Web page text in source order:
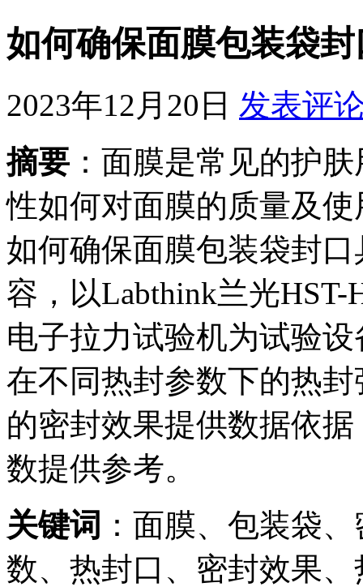
如何确保面膜包装袋
2023年12月20日 发表评
摘要 ：面膜是常见的护
性如何对面膜的质量及
如何确保面膜包装袋封
容，以Labthink兰光
电子拉力试验机为试验
在不同热封参数下的热
的密封效果提供数据依
数提供参考。
关键词 ：面膜、包装袋
数、热封口、密封效果